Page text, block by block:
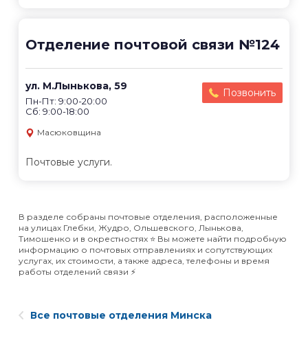
Отделение почтовой связи №124
ул. М.Лынькова, 59
Пн-Пт: 9:00-20:00
Сб: 9:00-18:00
Позвонить
Масюковщина
Почтовые услуги.
В разделе собраны почтовые отделения, расположенные
на улицах Глебки, Жудро, Ольшевского, Лынькова,
Тимошенко и в окрестностях ⭐️ Вы можете найти подробную
информацию о почтовых отправлениях и сопутствующих
услугах, их стоимости, а также адреса, телефоны и время
работы отделений связи ⚡️
Все почтовые отделения Минска